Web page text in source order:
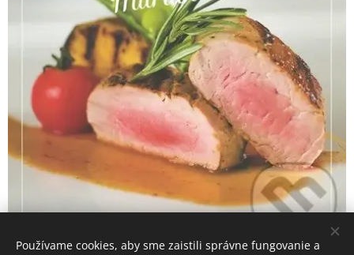
Používame cookies, aby sme zaistili správne fungovanie a